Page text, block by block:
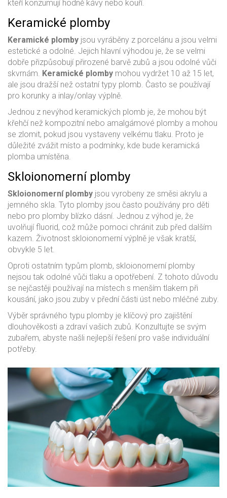
kteří konzumují hodně kávy nebo kouří.
Keramické plomby
Keramické plomby jsou vyráběny z porcelánu a jsou velmi
estetické a odolné. Jejich hlavní výhodou je, že se velmi
dobře přizpůsobují přirozené barvě zubů a jsou odolné vůči
skvrnám. Keramické plomby mohou vydržet 10 až 15 let,
ale jsou dražší než ostatní typy plomb. Často se používají
pro korunky a inlay/onlay výplně.
Jednou z nevýhod keramických plomb je, že mohou být
křehčí než kompozitní nebo amalgámové plomby a mohou
se zlomit, pokud jsou vystaveny velkému tlaku. Proto je
důležité zvážit místo a podmínky, kde bude keramická
plomba umístěna.
Skloionomerní plomby
Skloionomerní plomby jsou vyrobeny ze směsi akrylu a
jemného skla. Tyto plomby jsou často používány pro děti
nebo pro plomby blízko dásní. Jednou z výhod je, že
uvolňují fluorid, což může pomoci chránit zub před dalším
kazem. Životnost skloionomerní výplně je však kratší,
obvykle 5 let.
Oproti ostatním typům plomb, skloionomerní plomby
nejsou tak odolné vůči tlaku a opotřebení. Z tohoto důvodu
se nejčastěji používají na místech s menším tlakem při
kousání, jako jsou zuby v přední části úst nebo mléčné zuby.
Výběr správného typu plomby je klíčový pro zajištění
dlouhověkosti a zdraví vašich zubů. Konzultujte se svým
zubařem, abyste našli nejlepší řešení pro vaše individuální
potřeby.